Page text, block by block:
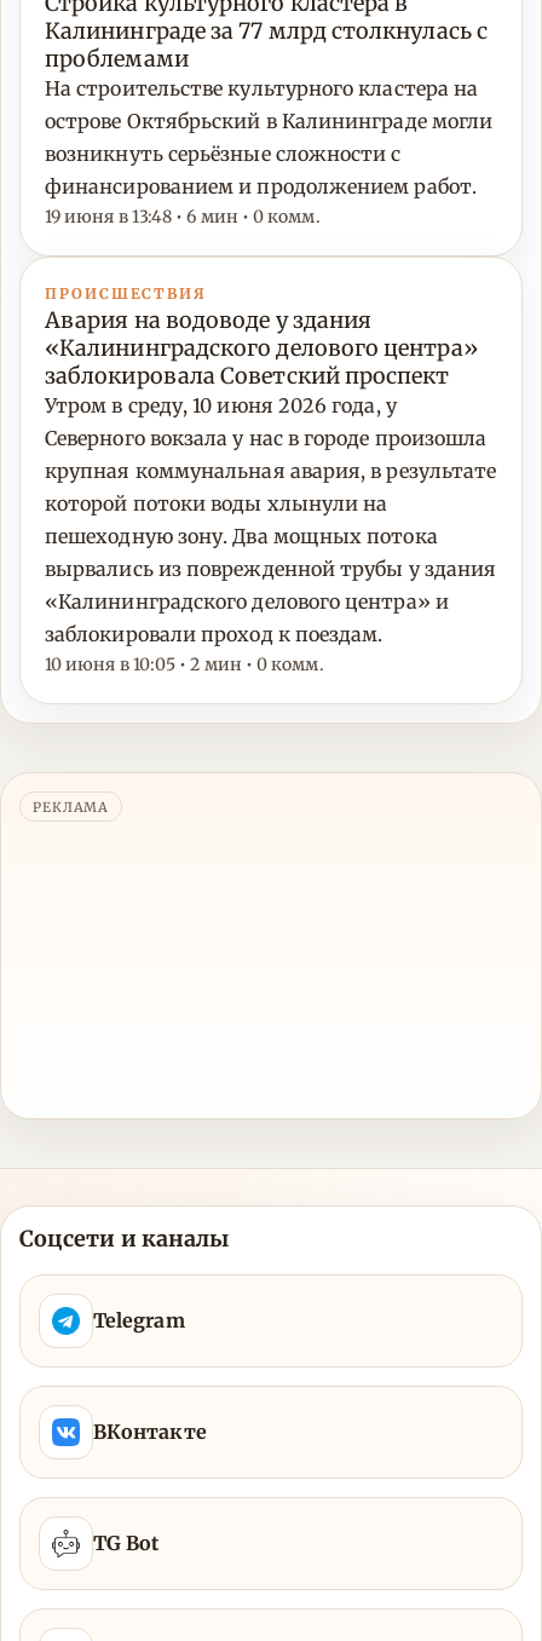
Калининграде за 77 млрд столкнулась с
проблемами
На строительстве культурного кластера на
острове Октябрьский в Калининграде могли
возникнуть серьёзные сложности с
финансированием и продолжением работ.
19 июня в 13:48 • 6 мин • 0 комм.
ПРОИСШЕСТВИЯ
Авария на водоводе у здания
«Калининградского делового центра»
заблокировала Советский проспект
Утром в среду, 10 июня 2026 года, у
Северного вокзала у нас в городе произошла
крупная коммунальная авария, в результате
которой потоки воды хлынули на
пешеходную зону. Два мощных потока
вырвались из поврежденной трубы у здания
«Калининградского делового центра» и
заблокировали проход к поездам.
10 июня в 10:05 • 2 мин • 0 комм.
РЕКЛАМА
Соцсети и каналы
Telegram
ВКонтакте
TG Bot